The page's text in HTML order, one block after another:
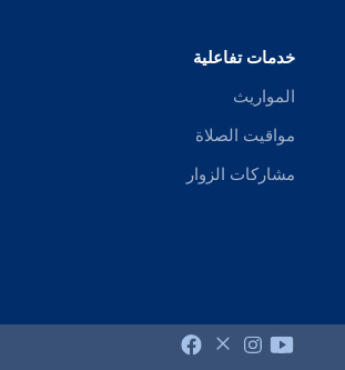
خدمات تفاعلية
المواريث
مواقيت الصلاة
مشاركات الزوار